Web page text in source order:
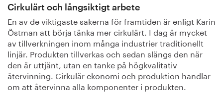
Cirkulärt och långsiktigt arbete
En av de viktigaste sakerna för framtiden är enligt Karin
Östman att börja tänka mer cirkulärt. I dag är mycket
av tillverkningen inom många industrier traditionellt
linjär. Produkten tillverkas och sedan slängs den när
den är uttjänt, utan en tanke på högkvalitativ
återvinning. Cirkulär ekonomi och produktion handlar
om att återvinna alla komponenter i produkten.